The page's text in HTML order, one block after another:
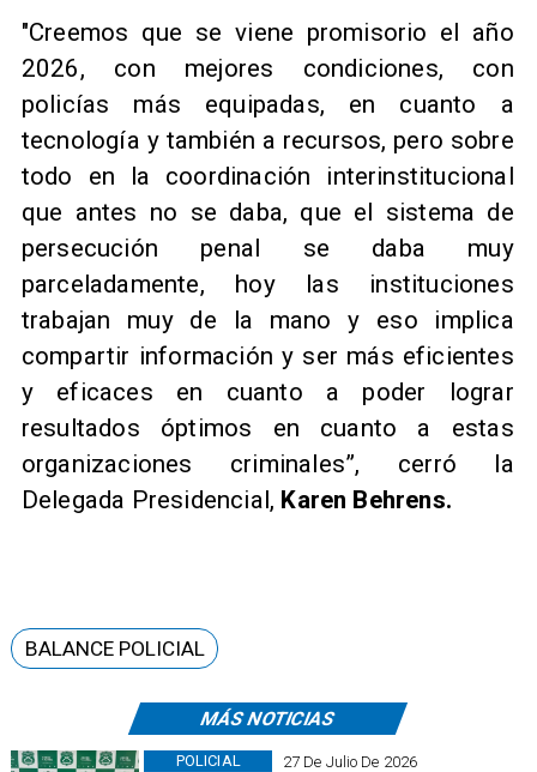
"Creemos que se viene promisorio el año
2026, con mejores condiciones, con
policías más equipadas, en cuanto a
tecnología y también a recursos, pero sobre
todo en la coordinación interinstitucional
que antes no se daba, que el sistema de
persecución penal se daba muy
parceladamente, hoy las instituciones
trabajan muy de la mano y eso implica
compartir información y ser más eficientes
y eficaces en cuanto a poder lograr
resultados óptimos en cuanto a estas
organizaciones criminales”, cerró la
Delegada Presidencial, Karen Behrens.
MÁS NOTICIAS
27 De Julio De 2026
POLICIAL
BALANCE POLICIAL